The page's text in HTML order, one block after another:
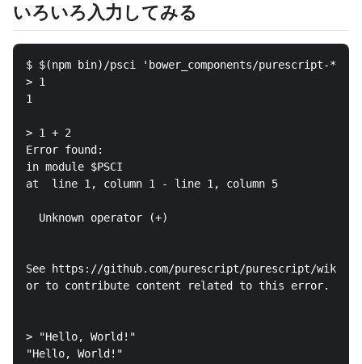
いろいろ入力してみる
$ $(npm bin)/psci 'bower_components/purescript-*/
> 1
1
> 1 + 2
Error found:
in module $PSCI
at  line 1, column 1 - line 1, column 5
  Unknown operator (+)
See https://github.com/purescript/purescript/wiki/
or to contribute content related to this error.
> "Hello, World!"
"Hello, World!"